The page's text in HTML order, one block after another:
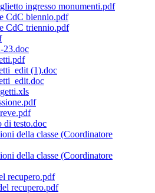
ingresso monumenti.pdf
CdC biennio.pdf
CdC triennio.pdf
23.doc
(1).doc
di testo.doc
della classe (Coordinatore
della classe (Coordinatore
recupero.pdf
recupero.pdf